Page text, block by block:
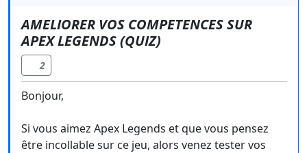
AMELIORER VOS COMPETENCES SUR
APEX LEGENDS (QUIZ)
2
Bonjour,
Si vous aimez Apex Legends et que vous pensez
être incollable sur ce jeu, alors venez tester vos